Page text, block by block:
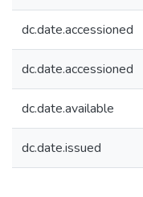
dc.date.accessioned
dc.date.accessioned
dc.date.available
dc.date.issued